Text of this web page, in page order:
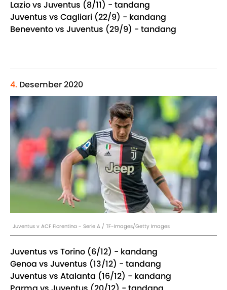
Lazio vs Juventus (8/11) - tandang
Juventus vs Cagliari (22/9) - kandang
Benevento vs Juventus (29/9) - tandang
4. Desember 2020
Juventus v ACF Fiorentina - Serie A / TF-Images/Getty Images
Juventus vs Torino (6/12) - kandang
Genoa vs Juventus (13/12) - tandang
Juventus vs Atalanta (16/12) - kandang